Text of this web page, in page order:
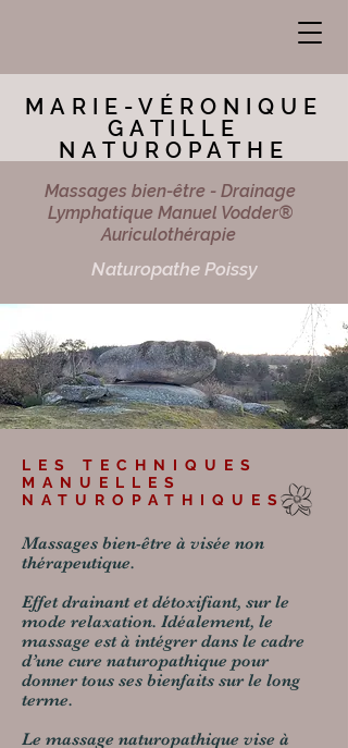
MARIE-VÉRONIQUE
GATILLE
NATUROPATHE
Massages bien-être - Drainage
Lymphatique Manuel Vodder®
Auriculothérapie
Naturopathe Poissy
LES TECHNIQUES
MANUELLES
NATUROPATHIQUES
Massages bien-être à visée non
thérapeutique.
Effet drainant et détoxifiant, sur le
mode relaxation. Idéalement, le
massage est à intégrer dans le cadre
d’une cure naturopathique pour
donner tous ses bienfaits sur le long
terme.
Le massage naturopathique vise à